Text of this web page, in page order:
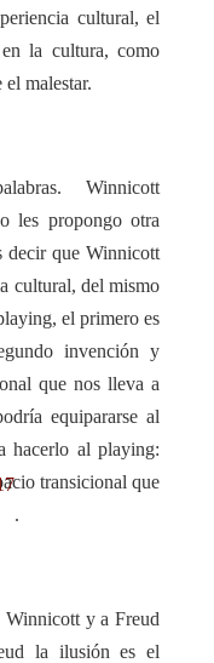
cultural, el
la cultura, como
malestar.
Winnicott
les propongo otra
decir que Winnicott
cultural, del mismo
el primero es
invención y
que nos lleva a
equipararse al
hacerlo al playing:
transicional que
.
Winnicott y a Freud
la ilusión es el